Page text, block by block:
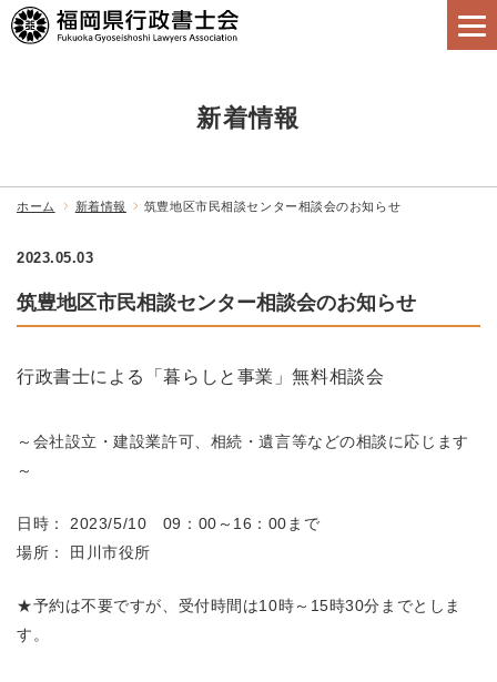
新着情報
ホーム 新着情報 筑豊地区市民相談センター相談会のお知らせ
2023.05.03
筑豊地区市民相談センター相談会のお知らせ
行政書士による「暮らしと事業」無料相談会
～会社設立・建設業許可、相続・遺言等などの相談に応じます
～
日時： 2023/5/10 09：00～16：00まで
場所： 田川市役所
★予約は不要ですが、受付時間は10時～15時30分までとしま
す。